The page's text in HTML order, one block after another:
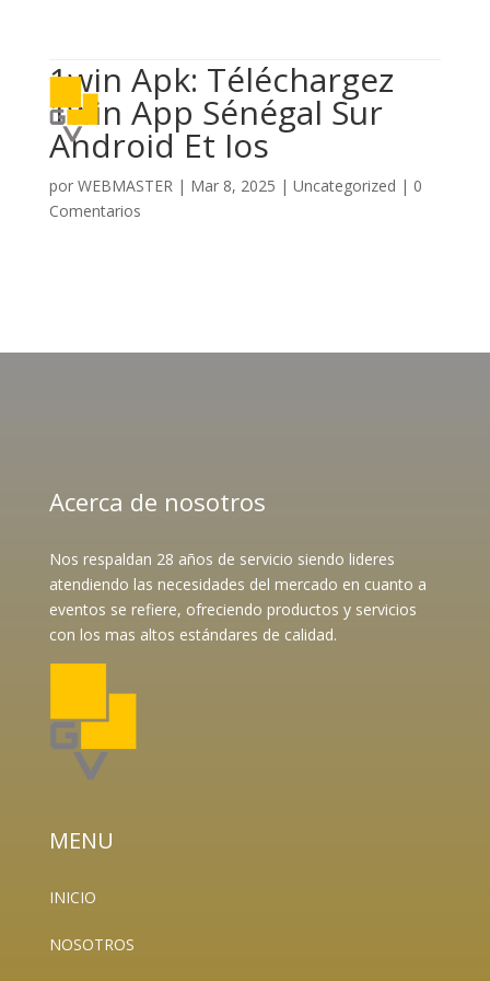
1win Apk: Téléchargez
1win App Sénégal Sur
Android Et Ios
por WEBMASTER| Mar 8, 2025 | Uncategorized | 0
Comentarios
Acerca de nosotros
Nos respaldan 28 años de servicio siendo lideres
atendiendo las necesidades del mercado en cuanto a
eventos se refiere, ofreciendo productos y servicios
con los mas altos estándares de calidad.
MENU
INICIO
NOSOTROS